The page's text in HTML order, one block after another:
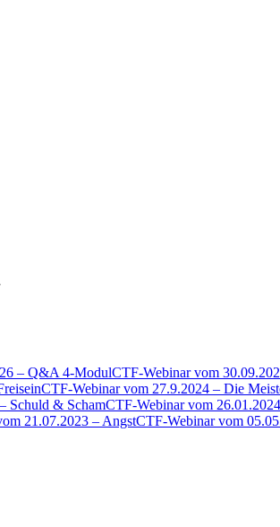
– Q&A 4-ModulCTF-Webinar vom
CTF-Webinar vom 27.9.2024 – Die
Schuld & SchamCTF-Webinar vom
21.07.2023 – AngstCTF-Webinar vom